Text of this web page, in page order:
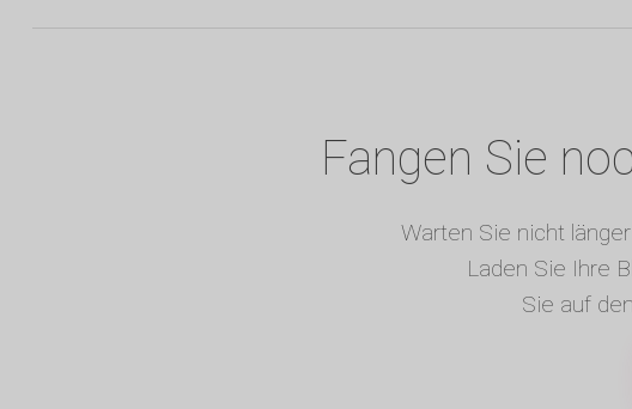
Fangen Sie
Warten Sie nicht
Laden Sie Ihre
Sie auf